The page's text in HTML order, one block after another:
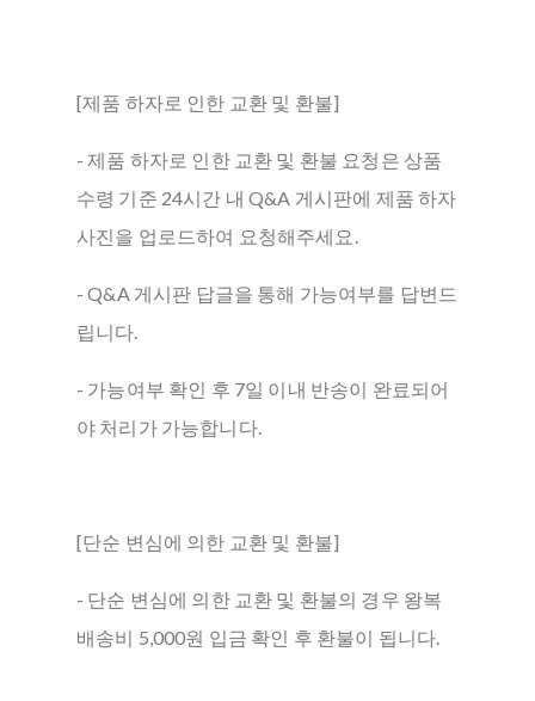
[제품 하자로 인한 교환 및 환불]
- 제품 하자로 인한 교환 및 환불 요청은 상품
수령 기준 24시간 내 Q&A 게시판에 제품 하자
사진을 업로드하여 요청해주세요.
- Q&A 게시판 답글을 통해 가능여부를 답변드
립니다.
- 가능여부 확인 후 7일 이내 반송이 완료되어
야 처리가 가능합니다.
[단순 변심에 의한 교환 및 환불]
- 단순 변심에 의한 교환 및 환불의 경우 왕복
배송비 5,000원 입금 확인 후 환불이 됩니다.